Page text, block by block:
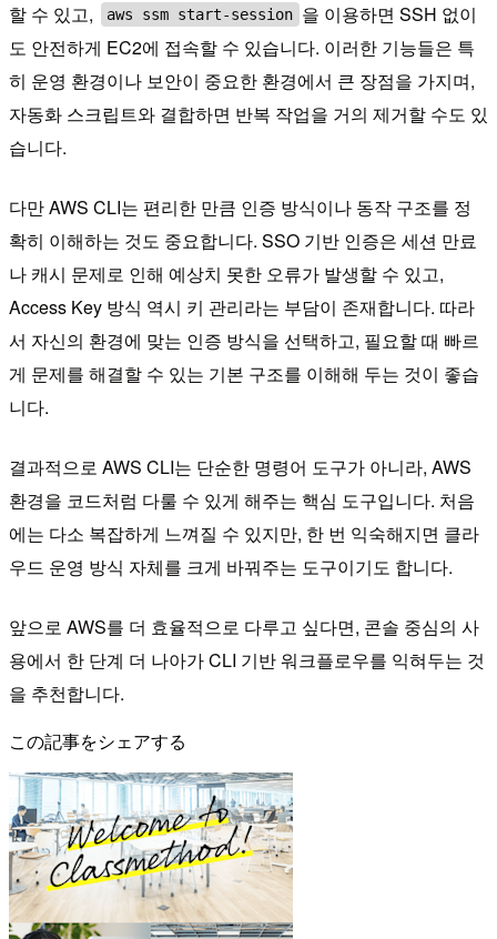
할 수 있고,
aws ssm start-session 을 이용하면 SSH 없이
도 안전하게 EC2에 접속할 수 있습니다. 이러한 기능들은 특
히 운영 환경이나 보안이 중요한 환경에서 큰 장점을 가지며,
자동화 스크립트와 결합하면 반복 작업을 거의 제거할 수도 있
습니다.
다만 AWS CLI는 편리한 만큼 인증 방식이나 동작 구조를 정
확히 이해하는 것도 중요합니다. SSO 기반 인증은 세션 만료
나 캐시 문제로 인해 예상치 못한 오류가 발생할 수 있고,
Access Key 방식 역시 키 관리라는 부담이 존재합니다. 따라
서 자신의 환경에 맞는 인증 방식을 선택하고, 필요할 때 빠르
게 문제를 해결할 수 있는 기본 구조를 이해해 두는 것이 좋습
니다.
결과적으로 AWS CLI는 단순한 명령어 도구가 아니라, AWS
환경을 코드처럼 다룰 수 있게 해주는 핵심 도구입니다. 처음
에는 다소 복잡하게 느껴질 수 있지만, 한 번 익숙해지면 클라
우드 운영 방식 자체를 크게 바꿔주는 도구이기도 합니다.
앞으로 AWS를 더 효율적으로 다루고 싶다면, 콘솔 중심의 사
용에서 한 단계 더 나아가 CLI 기반 워크플로우를 익혀두는 것
을 추천합니다.
この記事をシェアする